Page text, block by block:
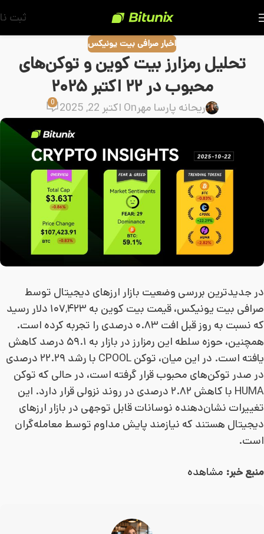
ثبت
اخبار صرافی بیت یونیکس
تحلیل رمزارز بیت کوین و توکن‌های
محبوب در ۲۲ اکتبر ۲۰۲۵
ریحانه پارسا مهرOn اکتبر 22, 2025 0
در جدیدترین بررسی وضعیت بازار ارزهای دیجیتال توسط
صرافی بیت یونیکس، قیمت بیت کوین به ۱۰۷,۴۲۳ دلار رسید
که نسبت به روز قبل افت ۰.۸۳ درصدی را تجربه کرده است.
همچنین، حوزه سلطه این رمزارز در بازار به ۵۹.۱ درصد کاهش
یافته است. در این میان، توکن CPOOL با رشد ۲۲.۲۹ درصدی
در صدر توکن‌های محبوب قرار گرفته است، در حالی که توکن
HUMA با کاهش ۲.۸۲ درصدی در روند نزولی قرار دارد. این
تغییرات نشان‌دهنده نوسانات قابل توجهی در بازار ارزهای
دیجیتال هستند که نیازمند پایش مداوم توسط معامله‌گران
است.
منبع خبر: مشاهده